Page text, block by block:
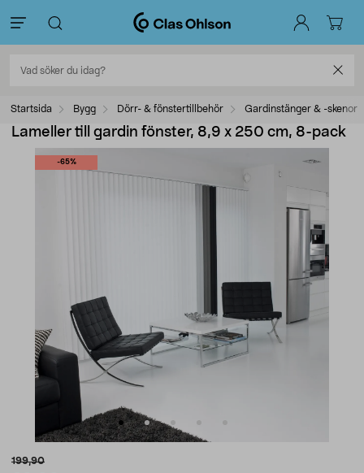
Startsida Bygg Dörr- & fönstertillbehör Gardinstänger & -skenor
Lameller till gardin fönster, 8,9 x 250 cm, 8-pack
-65%
199,90